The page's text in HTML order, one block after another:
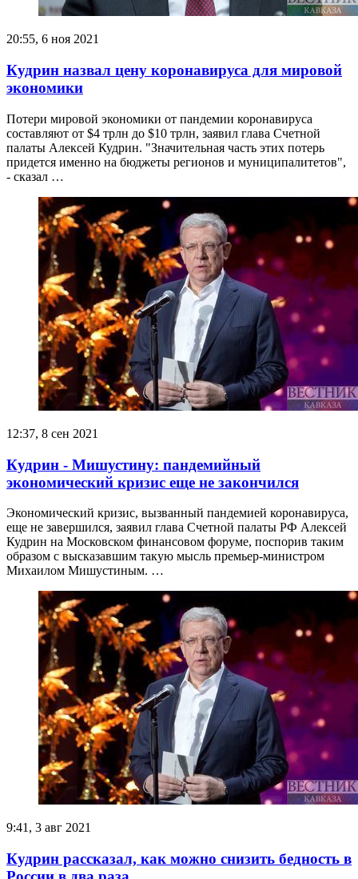
20:55, 6 ноя 2021
Кудрин назвал цену коронавируса для мировой
экономики
Потери мировой экономики от пандемии коронавируса
составляют от $4 трлн до $10 трлн, заявил глава Счетной
палаты Алексей Кудрин. "Значительная часть этих потерь
придется именно на бюджеты регионов и муниципалитетов",
- сказал …
12:37, 8 сен 2021
Кудрин - Мишустину: пандемийный
экономический кризис еще не закончился
Экономический кризис, вызванный пандемией коронавируса,
еще не завершился, заявил глава Счетной палаты РФ Алексей
Кудрин на Московском финансовом форуме, поспорив таким
образом с высказавшим такую мысль премьер-министром
Михаилом Мишустиным. …
9:41, 3 авг 2021
Кудрин рассказал, как можно снизить бедность в